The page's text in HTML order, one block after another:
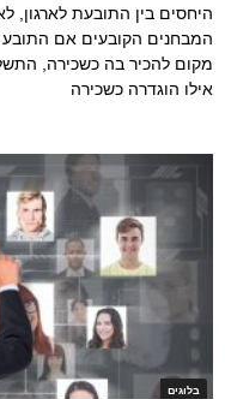
היחסים בין התובעת לארגון,
המבחנים הקובעים אם התובע
מקום להכיר בה כשכירה,
אילו הוגדרה כשכירה
בלוגים